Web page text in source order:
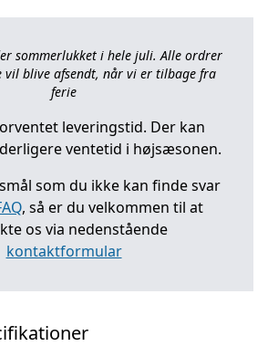
sommerlukket i hele juli. Alle ordrer
vil blive afsendt, når vi er tilbage fra
ferie
leveringstid. Der kan
ventetid i højsæsonen.
som du ikke kan finde svar
, så er du velkommen til at
os via nedenstående
kontaktformular